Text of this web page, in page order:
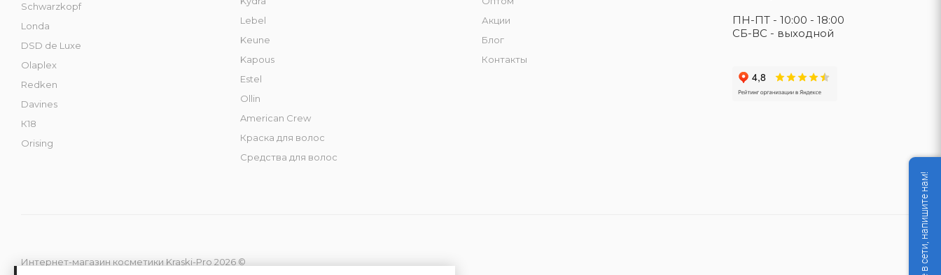
Schwarzkopf
Londa
DSD de Luxe
Olaplex
Redken
Davines
К18
Orising
Lebel
Keune
Kapous
Estel
Ollin
American Crew
Краска для волос
Средства для волос
Акции
Блог
Контакты
ПН-ПТ - 10:00 - 18:00
СБ-ВС - выходной
Интернет-магазин косметики Kraski-Pro 2026 © Мы не в сети, напишите нам!